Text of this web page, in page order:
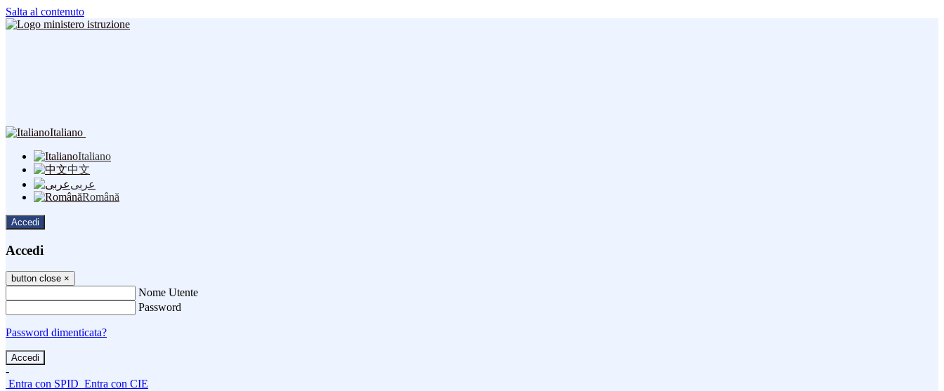
Salta al contenuto
Italiano
Italiano
中文
عربى
Română
Accedi
Accedi
button close ×
Nome Utente
Password
Password dimenticata?
-
Entra con SPID Entra con CIE